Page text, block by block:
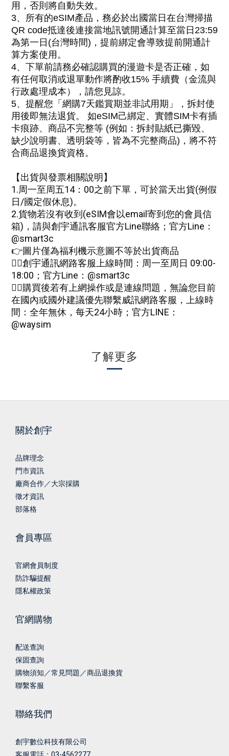
用，否則將自動失效。
3、 所有的eSIM產品，務必於出國當日在台灣掃描
QR code抵達後連接當地訊號開通計算至當日23:59
為第一日(台灣時間)，提前綁定會導致提前開通計
算方案使用 。
4、下單前請務必確認購買的漫遊卡是否正確，如
有任何取消或退單動作將酌收15% 手續費（金流與
行政處理成本）， 請您見諒。
5、 提醒您「網購7天鑑賞期並非試用期」，拆封使
用後即無法退貨。 如eSIM己綁定、實體SIM卡有插
卡痕跡、 商品不完整等 (例如： 拆封貼紙已撕毀、
缺少說明書、透明袋等，皆為不完整商品)，將不符
合商品退換貨資格。
【出貨與發票相關說明】
1.周一至周五14：00之前下單，可於當天出貨(例假
日/國定假休息)。
2.貨物若沒有收到(eSIM會以email寄到您的會員信
箱)，請與創宇通訊客服官方Line聯絡 ； 官方Line：
@smart3c
👉圖片僅為福利機示意圖不等於出貨商品
🙋‍♀創宇通訊網路客服上線時間：周一至周日 09:00-
18:00； 官方Line：@smart3c
🙋‍♀購買後若有上網操作或是連線問題，無論您目前
在國內或國外建議優先聯繫威訊網路客服，上線時
間：全年無休，每天24小時； 官方LINE ：
@waysim
了解更多
關於創宇
品牌理念
門市資訊
廠商合作／大宗採購
徵才資訊
部落格
會員專區
官網會員制度
防詐騙提醒
隱私權政策
官網購物
配送查詢
保固查詢
購物須知／常見問題／商品退換貨
聯繫客服
聯絡我們
創宇數位科技有限公司